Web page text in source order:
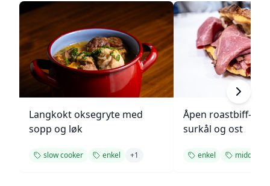
Langkokt oksegryte med
sopp og løk
slow cooker enkel +1
Åpen roastbiff-
surkål og ost
enkel middag